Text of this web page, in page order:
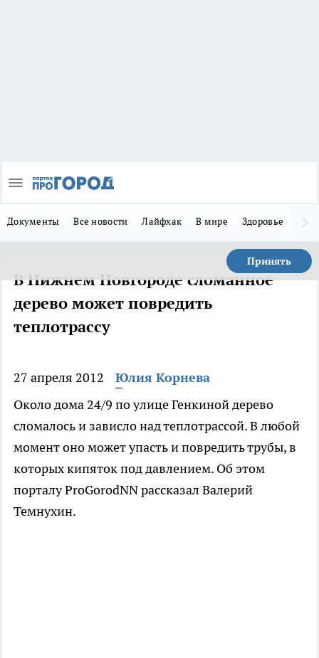
Документы Все новости Лайфхак В мире Здоровье
Принять
В Нижнем Новгороде сломанное
дерево может повредить
теплотрассу
27 апреля 2012
Юлия Корнева
Около дома 24/9 по улице Генкиной дерево
сломалось и зависло над теплотрассой. В любой
момент оно может упасть и повредить трубы, в
которых кипяток под давлением. Об этом
порталу ProGorodNN рассказал Валерий
Темнухин.